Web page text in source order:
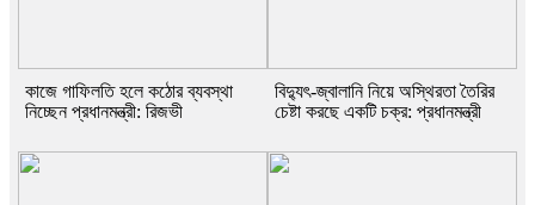
কাজে গাফিলতি হলে কঠোর ব্যবস্থা
নিচ্ছেন প্রধানমন্ত্রী: রিজভী
বিদ্যুৎ-জ্বালানি নিয়ে অস্থিরতা তৈরির
চেষ্টা করছে একটি চক্র: প্রধানমন্ত্রী